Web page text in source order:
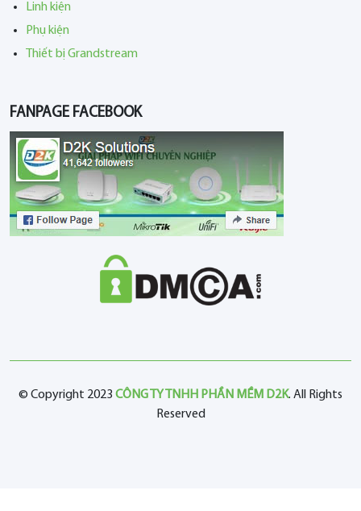
Linh kiện
Phụ kiện
Thiết bị Grandstream
FANPAGE FACEBOOK
© Copyright 2023 CÔNG TY TNHH PHẦN MỀM D2K. All Rights
Reserved